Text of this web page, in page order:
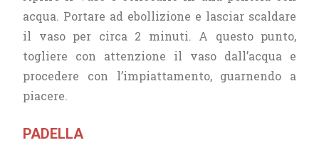
acqua. Portare ad ebollizione e lasciar scaldare
il vaso per circa 2 minuti. A questo punto,
togliere con attenzione il vaso dall’acqua e
procedere con l’impiattamento, guarnendo a
piacere.
PADELLA